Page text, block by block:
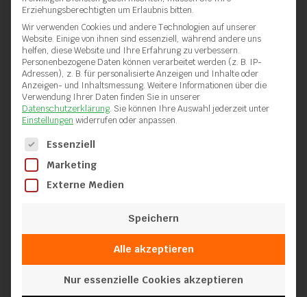
Heizelement HGV 100 T
Erziehungsberechtigten um Erlaubnis bitten.
Wir verwenden Cookies und andere Technologien auf unserer
Website. Einige von ihnen sind essenziell, während andere uns
helfen, diese Website und Ihre Erfahrung zu verbessern.
Personenbezogene Daten können verarbeitet werden (z. B. IP-
Adressen), z. B. für personalisierte Anzeigen und Inhalte oder
Anzeigen- und Inhaltsmessung. Weitere Informationen über die
Verwendung Ihrer Daten finden Sie in unserer
Datenschutzerklärung. Sie können Ihre Auswahl jederzeit unter
Einstellungen widerrufen oder anpassen.
Es folgt eine Liste der Service-Gruppen, für die eine
Essenziell
Marketing
Externe Medien
Speichern
Alle akzeptieren
Nur essenzielle Cookies akzeptieren